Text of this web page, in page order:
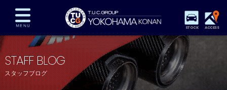
STOCK ACCESS
在庫車両情報 保証&サービス パーツリスト
TUCとは？ 店舗情報 アクセスマップ
全国納車 特別作業 注文販売
STAFF BLOG
スタッフブログ